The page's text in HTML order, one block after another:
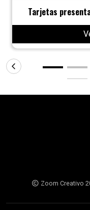
Tarjetas
Zoom Creativo